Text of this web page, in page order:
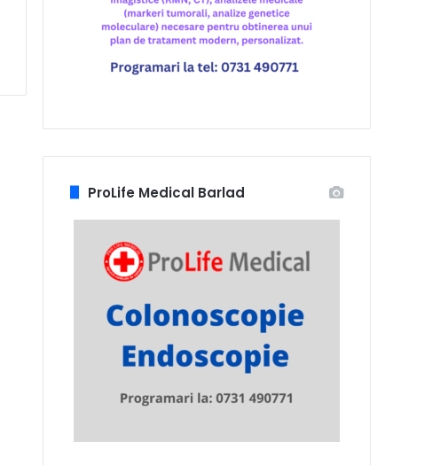
ProLife Medical Barlad